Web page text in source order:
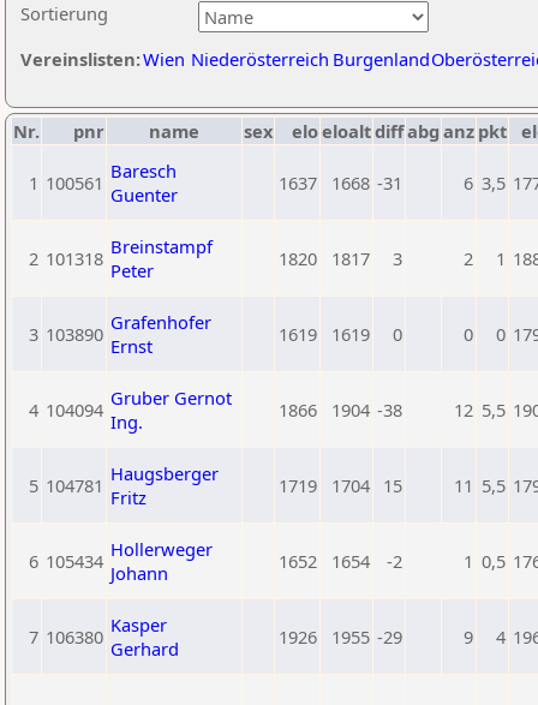
Sortierung
Vereinslisten:Wien Niederösterreich Burgenland
Nr. pnr name sex eloeloaltdiffabg anz pkt
1 100561 Baresch
Guenter
1637 1668 -31 6 3,5
2 101318 Breinstampf
Peter
1820 1817 3 2 1
3 103890 Grafenhofer
Ernst
1619 1619 0 0 0
4 104094 Gruber Gernot
Ing.
1866 1904 -38 12 5,5
5 104781 Haugsberger
Fritz
1719 1704 15 11 5,5
6 105434 Hollerweger
Johann
1652 1654 -2 1 0,5
7 106380 Kasper
Gerhard
1926 1955 -29 9 4